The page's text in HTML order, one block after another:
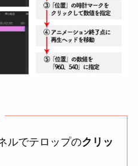
ルでテロップのクリッ